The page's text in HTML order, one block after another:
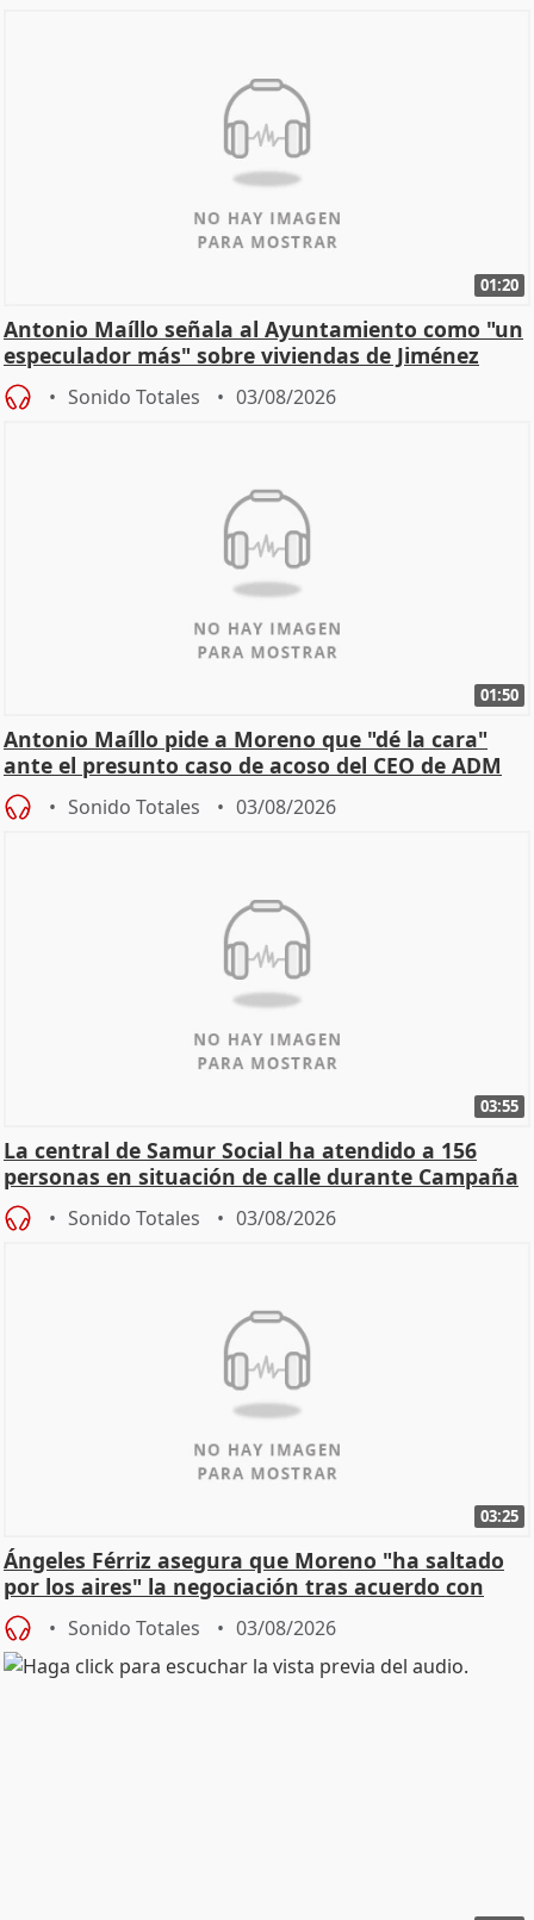
01:20
Antonio Maíllo señala al Ayuntamiento como "un
especulador más" sobre viviendas de Jiménez
Becerril
Sonido Totales 03/08/2026
01:50
Antonio Maíllo pide a Moreno que "dé la cara"
ante el presunto caso de acoso del CEO de ADM
Sonido Totales 03/08/2026
03:55
La central de Samur Social ha atendido a 156
personas en situación de calle durante Campaña
de Calor
Sonido Totales 03/08/2026
03:25
Ángeles Férriz asegura que Moreno "ha saltado
por los aires" la negociación tras acuerdo con
SMA
Sonido Totales 03/08/2026